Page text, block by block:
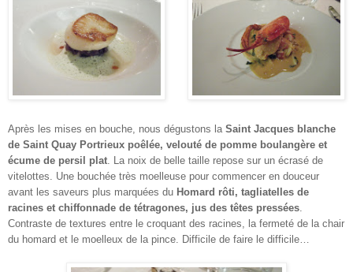
Après les mises en bouche, nous dégustons la Saint Jacques blanche
de Saint Quay Portrieux poêlée, velouté de pomme boulangère et
écume de persil plat . La noix de belle taille repose sur un écrasé de
vitelottes. Une bouchée très moelleuse pour commencer en douceur
avant les saveurs plus marquées du Homard rôti, tagliatelles de
racines et chiffonnade de tétragones, jus des têtes pressées
Contraste de textures entre le croquant des racines, la fermeté de la chair
du homard et le moelleux de la pince. Difficile de faire le difficile…